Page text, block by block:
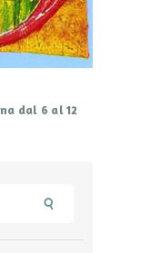
dal 6 al 12